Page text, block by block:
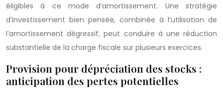
éligibles à ce mode d’amortissement. Une stratégie
d’investissement bien pensée, combinée à l’utilisation de
l’amortissement dégressif, peut conduire à une réduction
substantielle de la charge fiscale sur plusieurs exercices.
Provision pour dépréciation des stocks :
anticipation des pertes potentielles